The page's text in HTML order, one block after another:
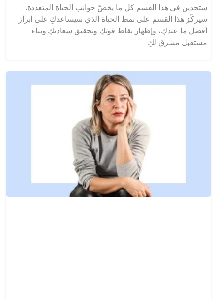
ستجدين في هذا القسم كل ما يخصّ جوانب الحياة المتعددة.
سيركّز هذا القسم على نمط الحياة الذي سيساعدكِ على ابراز
أفضل ما عندكِ، وإظهار نقاط قوتكِ وتحقيق سعادتكِ وبناء
مستقبل مشرق لكِ